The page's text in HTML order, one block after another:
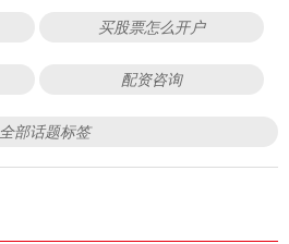
买股票怎么开户
配资咨询
全部话题标签